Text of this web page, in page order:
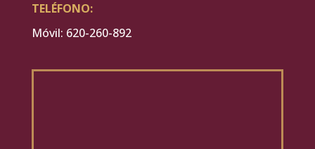
TELÉFONO:
Móvil: 620-260-892